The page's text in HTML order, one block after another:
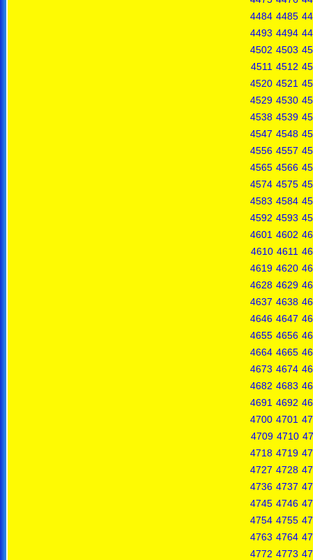
4484 4485
4493 4494
4502 4503
4511 4512
4520 4521
4529 4530
4538 4539
4547 4548
4556 4557
4565 4566
4574 4575
4583 4584
4592 4593
4601 4602
4610 4611
4619 4620
4628 4629
4637 4638
4646 4647
4655 4656
4664 4665
4673 4674
4682 4683
4691 4692
4700 4701
4709 4710
4718 4719
4727 4728
4736 4737
4745 4746
4754 4755
4763 4764
4772 4773